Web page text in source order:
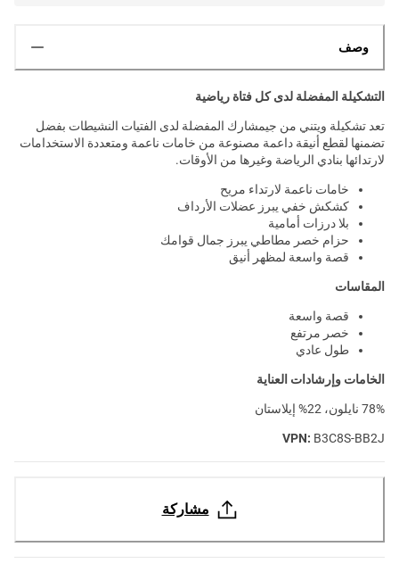
وصف
التشكيلة المفضلة لدى كل فتاة رياضية
تعد تشكيلة ويتني من جيمشارك المفضلة لدى الفتيات النشيطات بفضل
تضمنها لقطع أنيقة داعمة مصنوعة من خامات ناعمة ومتعددة الاستخدامات
لارتدائها بنادي الرياضة وغيرها من الأوقات.
خامات ناعمة لارتداء مريح
كشكش خفي يبرز عضلات الأرداف
بلا درزات أمامية
حزام خصر مطاطي يبرز جمال قوامك
قصة واسعة لمظهر أنيق
المقاسات
قصة واسعة
خصر مرتفع
طول عادي
الخامات وإرشادات العناية
78% نايلون، 22% إيلاستان
VPN: B3C8S-BB2J
مشاركة